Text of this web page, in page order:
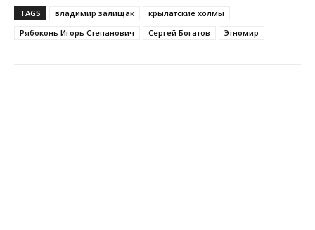
TAGS владимир залищак
крылатские холмы
Рябоконь Игорь Степанович
Сергей Богатов Этномир